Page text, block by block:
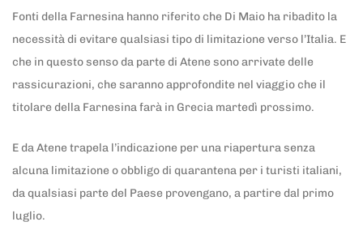
Fonti della Farnesina hanno riferito che Di Maio ha ribadito la
necessità di evitare qualsiasi tipo di limitazione verso l’Italia. E
che in questo senso da parte di Atene sono arrivate delle
rassicurazioni, che saranno approfondite nel viaggio che il
titolare della Farnesina farà in Grecia martedì prossimo.
E da Atene trapela l’indicazione per una riapertura senza
alcuna limitazione o obbligo di quarantena per i turisti italiani,
da qualsiasi parte del Paese provengano, a partire dal primo
luglio.